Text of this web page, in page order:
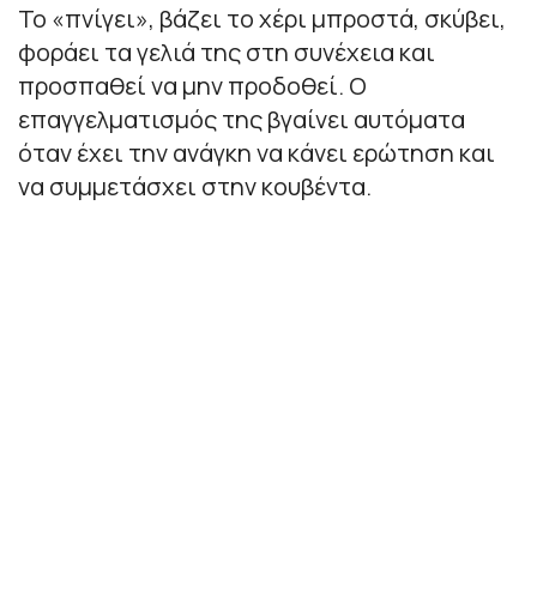
Το «πνίγει», βάζει το χέρι μπροστά, σκύβει,
φοράει τα γελιά της στη συνέχεια και
προσπαθεί να μην προδοθεί. Ο
επαγγελματισμός της βγαίνει αυτόματα
όταν έχει την ανάγκη να κάνει ερώτηση και
να συμμετάσχει στην κουβέντα.